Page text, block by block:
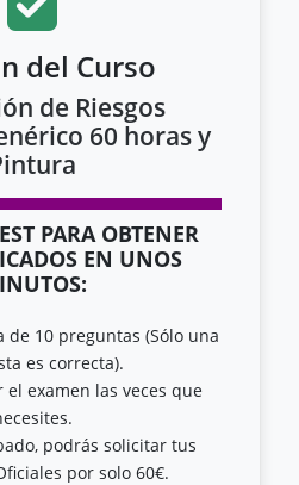
del Curso
de Riesgos
60 horas y
PARA OBTENER
EN UNOS
de 10 preguntas (Sólo una
es correcta).
el examen las veces que
podrás solicitar tus